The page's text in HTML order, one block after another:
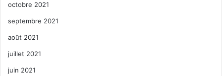
octobre 2021
septembre 2021
août 2021
juillet 2021
juin 2021